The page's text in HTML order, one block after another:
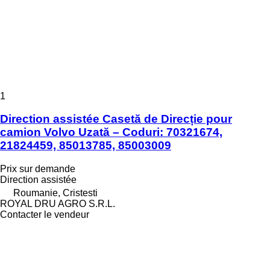
1
Direction assistée Casetă de Direcție pour
camion Volvo Uzată – Coduri: 70321674,
21824459, 85013785, 85003009
Prix sur demande
Direction assistée
Roumanie, Cristesti
ROYAL DRU AGRO S.R.L.
Contacter le vendeur